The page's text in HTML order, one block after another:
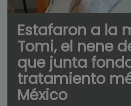
Estafaron a la
Tomi, el nene
que junta
tratamiento
México